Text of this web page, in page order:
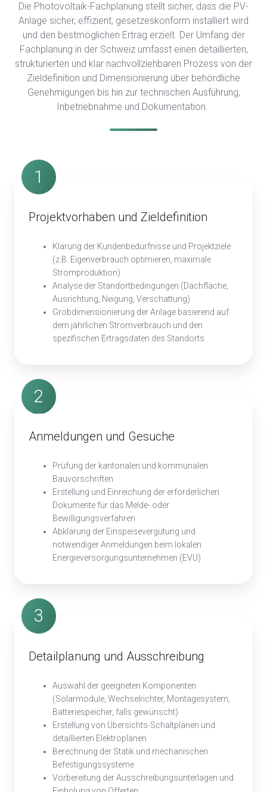
Die Photovoltaik-Fachplanung stellt sicher, dass die PV-
Anlage sicher, effizient, gesetzeskonform installiert wird
und den bestmöglichen Ertrag erzielt. Der Umfang der
Fachplanung in der Schweiz umfasst einen detaillierten,
strukturierten und klar nachvollziehbaren Prozess von der
Zieldefinition und Dimensionierung über behördliche
Genehmigungen bis hin zur technischen Ausführung,
Inbetriebnahme und Dokumentation.
1
Projektvorhaben und Zieldefinition
Klärung der Kundenbedürfnisse und Projektziele
(z.B. Eigenverbrauch optimieren, maximale
Stromproduktion)
Analyse der Standortbedingungen (Dachfläche,
Ausrichtung, Neigung, Verschattung)
Grobdimensionierung der Anlage basierend auf
dem jährlichen Stromverbrauch und den
spezifischen Ertragsdaten des Standorts
2
Anmeldungen und Gesuche
Prüfung der kantonalen und kommunalen
Bauvorschriften
Erstellung und Einreichung der erforderlichen
Dokumente für das Melde- oder
Bewilligungsverfahren
Abklärung der Einspeisevergütung und
notwendiger Anmeldungen beim lokalen
Energieversorgungsunternehmen (EVU)
3
Detailplanung und Ausschreibung
Auswahl der geeigneten Komponenten
(Solarmodule, Wechselrichter, Montagesystem,
Batteriespeicher, falls gewünscht)
Erstellung von Übersichts-Schaltplänen und
detaillierten Elektroplänen
Berechnung der Statik und mechanischen
Befestigungssysteme
Vorbereitung der Ausschreibungsunterlagen und